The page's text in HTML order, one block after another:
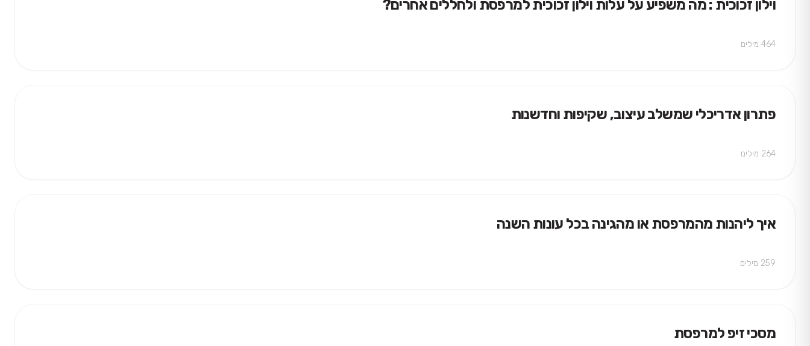
וילון זכוכית : מה משפיע על עלות וילון זכוכית למרפסת ולחללים אחרים?
464 מילים
פתרון אדריכלי שמשלב עיצוב, שקיפות וחדשנות
264 מילים
איך ליהנות מהמרפסת או מהגינה בכל עונות השנה
259 מילים
מסכי זיפ למרפסת